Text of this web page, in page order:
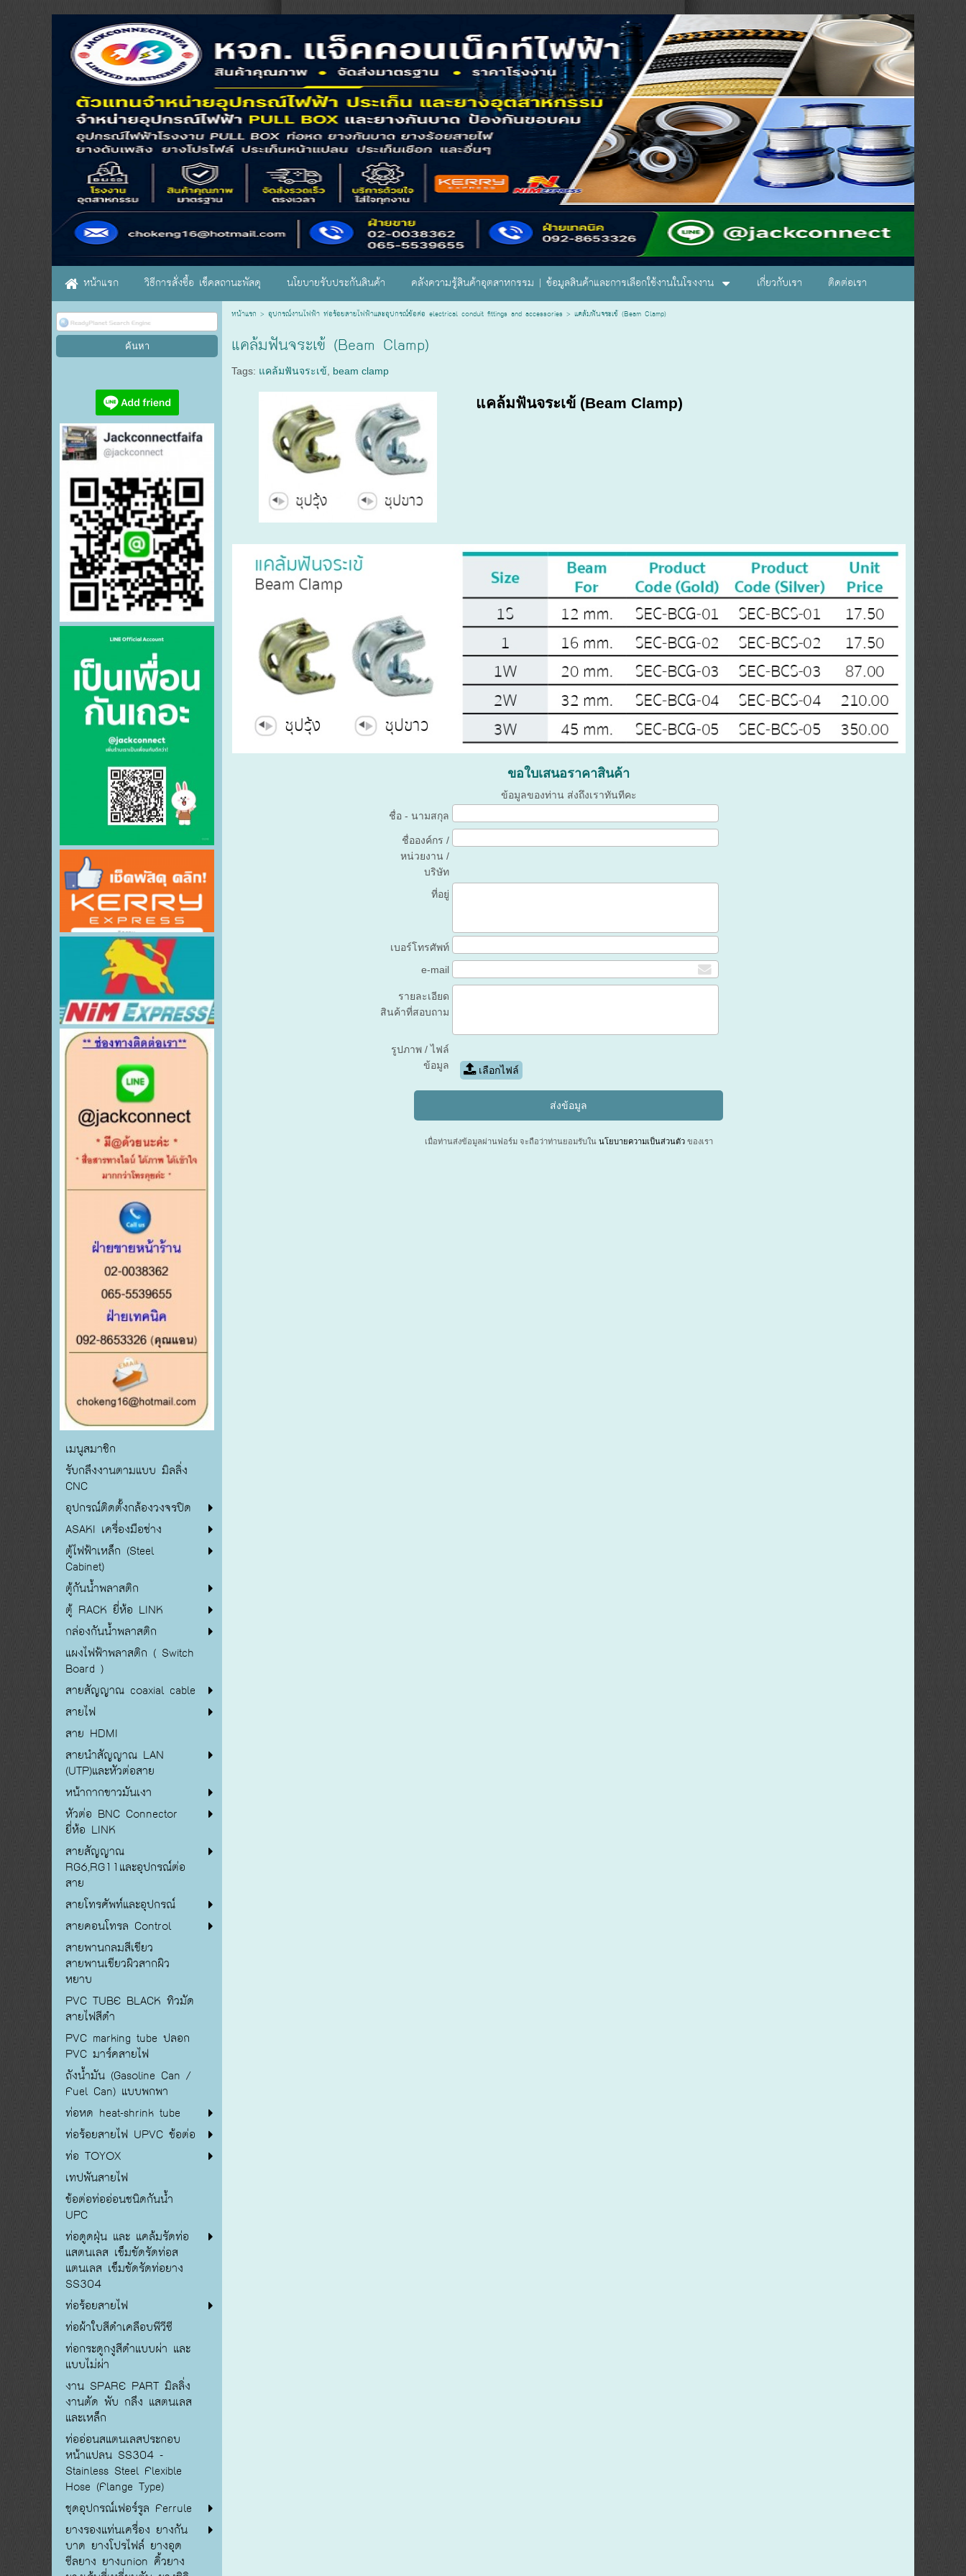
หน้าแรก วิธีการสั่งซื้อ เช็คสถานะพัสดุ นโยบายรับประกันสินค้า คลังความรู้สินค้าอุตสาหกรรม | ข้อมูลสินค้าและการเลือกใช้งานในโรงงาน เกี่ยวกับเรา ติดต่อเรา
เมนูสมาชิก
รับกลึงงานตามแบบ มิลลิ่ง
CNC
อุปกรณ์ติดตั้งกล้องวงจรปิด
ASAKI เครื่องมือช่าง
ตู้ไฟฟ้าเหล็ก (Steel
Cabinet)
ตู้กันน้ำพลาสติก
ตู้ RACK ยี่ห้อ LINK
กล่องกันน้ำพลาสติก
แผงไฟฟ้าพลาสติก ( Switch
Board )
สายสัญญาณ coaxial cable
สายไฟ
สาย HDMI
สายนำสัญญาณ LAN
(UTP)และหัวต่อสาย
หน้ากากขาวมันเงา
หัวต่อ BNC Connector
ยี่ห้อ LINK
สายสัญญาณ
RG6,RG11และอุปกรณ์ต่อ
สาย
สายโทรศัพท์และอุปกรณ์
สายคอนโทรล Control
สายพานกลมสีเขียว
สายพานเขียวผิวสากผิว
หยาบ
PVC TUBE BLACK ทิวมัด
สายไฟสีดำ
PVC marking tube ปลอก
PVC มาร์คสายไฟ
ถังน้ำมัน (Gasoline Can /
Fuel Can) แบบพกพา
ท่อหด heat-shrink tube
ท่อร้อยสายไฟ UPVC ข้อต่อ
ท่อ TOYOX
เทปพันสายไฟ
ข้อต่อท่ออ่อนชนิดกันน้ำ
UPC
ท่อดูดฝุ่น และ แคล้มรัดท่อ
แสตนเลส เข็มขัดรัดท่อส
แตนเลส เข็มขัดรัดท่อยาง
SS304
ท่อร้อยสายไฟ
ท่อผ้าใบสีดำเคลือบพีวีซี
ท่อกระดูกงูสีดำแบบผ่า และ
แบบไม่ผ่า
งาน SPARE PART มิลลิ่ง
งานตัด พับ กลึง แสตนเลส
และเหล็ก
ท่ออ่อนสแตนเลสประกอบ
หน้าแปลน SS304 -
Stainless Steel Flexible
Hose (Flange Type)
ชุดอุปกรณ์เฟอร์รูล Ferrule
ยางรองแท่นเครื่อง ยางกัน
บาด ยางโปรไฟล์ ยางอุด
ซีลยาง ยางunion คิ้วยาง
หน้าแรก > อุปกรณ์งานไฟฟ้า ท่อร้อยสายไฟฟ้าและอุปกรณ์ข้อต่อ electrical conduit fittings and accessories> แคล้มฟันจระเข้ (Beam Clamp)
แคล้มฟันจระเข้ (Beam Clamp)
Tags: แคล้มฟันจระเข้ beam clamp
แคล้มฟันจระเข้ (Beam Clamp)
ขอใบเสนอราคาสินค้า
ข้อมูลของท่าน ส่งถึงเราทันทีคะ
ชื่อ - นามสกุล
ชื่อองค์กร /
หน่วยงาน /
บริษัท
ที่อยู่
เบอร์โทรศัพท์
e-mail
รายละเอียด
สินค้าที่สอบถาม
รูปภาพ / ไฟล์
ข้อมูล
เลือกไฟล์
เมื่อท่านส่งข้อมูลผ่านฟอร์ม จะถือว่าท่านยอมรับในนโยบายความเป็นส่วนตัว ของเรา